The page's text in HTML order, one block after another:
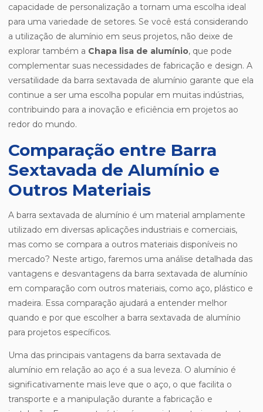
capacidade de personalização a tornam uma escolha ideal
para uma variedade de setores. Se você está considerando
a utilização de alumínio em seus projetos, não deixe de
explorar também a Chapa lisa de alumínio, que pode
complementar suas necessidades de fabricação e design. A
versatilidade da barra sextavada de alumínio garante que ela
continue a ser uma escolha popular em muitas indústrias,
contribuindo para a inovação e eficiência em projetos ao
redor do mundo.
Comparação entre Barra
Sextavada de Alumínio e
Outros Materiais
A barra sextavada de alumínio é um material amplamente
utilizado em diversas aplicações industriais e comerciais,
mas como se compara a outros materiais disponíveis no
mercado? Neste artigo, faremos uma análise detalhada das
vantagens e desvantagens da barra sextavada de alumínio
em comparação com outros materiais, como aço, plástico e
madeira. Essa comparação ajudará a entender melhor
quando e por que escolher a barra sextavada de alumínio
para projetos específicos.
Uma das principais vantagens da barra sextavada de
alumínio em relação ao aço é a sua leveza. O alumínio é
significativamente mais leve que o aço, o que facilita o
transporte e a manipulação durante a fabricação e